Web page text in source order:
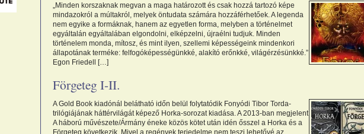
„Minden korszaknak megvan a maga határozott és csak hozzá tartozó képe
mindazokról a múltakról, melyek öntudata számára hozzáférhetőek. A legenda
nem egyike a formáknak, hanem az egyetlen forma, melyben a történelmet
egyáltalán egyáltalában elgondolni, elképzelni, újraélni tudjuk. Minden
történelem monda, mítosz, és mint ilyen, szellemi képességeink mindenkori
állapotának terméke: felfogóképességünkké, alakító erőnkké, világérzésünkké.”
Egon Friedell […]
Förgeteg I-II.
A Gold Book kiadónál belátható időn belül folytatódik Fonyódi Tibor Torda-
trilógiájának háttérvilágát képező Horka-sorozat kiadása. A 2013-ban megjelent
A háború művészete/Ármány éneke közös kötet után idén ősszel a Horka és a
Förgeteg következik. Mivel a regények terjedelme nem teszi lehetővé az